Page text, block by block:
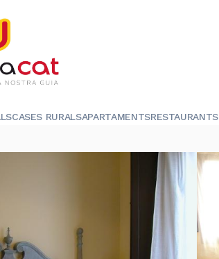
CASES RURALSAPARTAMENTSRESTAURANTS